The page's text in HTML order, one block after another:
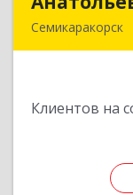
Семикаракорск
Клиентов на